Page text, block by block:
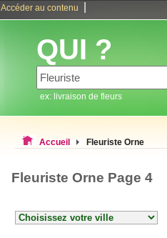
Accéder au contenu
QUI ?
ex: livraison de fleurs
Accueil Fleuriste Orne
Fleuriste Orne Page 4